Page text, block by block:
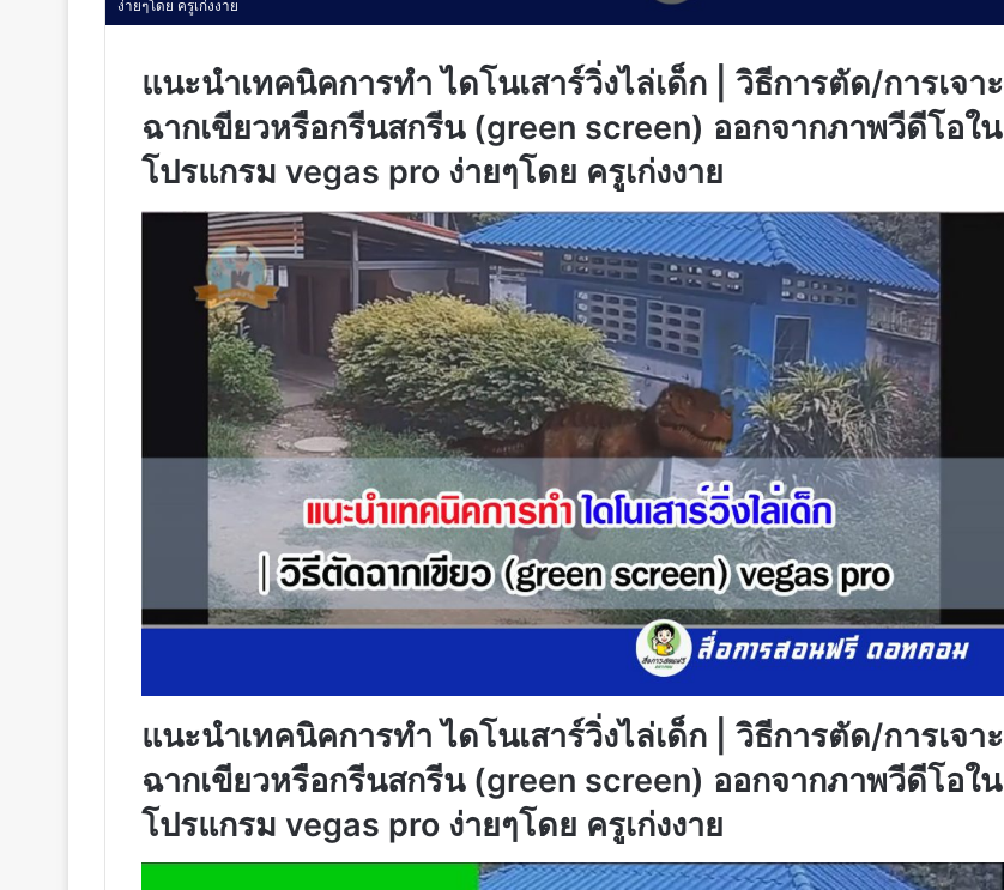
ง่ายๆโดย ครูเก่งงาย
แนะนำเทคนิคการทำ ไดโนเสาร์วิ่งไล่เด็ก | วิธีการตัด/การเจาะ
ฉากเขียวหรือกรีนสกรีน (green screen) ออกจากภาพวีดีโอใน
โปรแกรม vegas pro ง่ายๆโดย ครูเก่งงาย
แนะนำเทคนิคการทำ ไดโนเสาร์วิ่งไล่เด็ก | วิธีการตัด/การเจาะ
ฉากเขียวหรือกรีนสกรีน (green screen) ออกจากภาพวีดีโอใน
โปรแกรม vegas pro ง่ายๆโดย ครูเก่งงาย